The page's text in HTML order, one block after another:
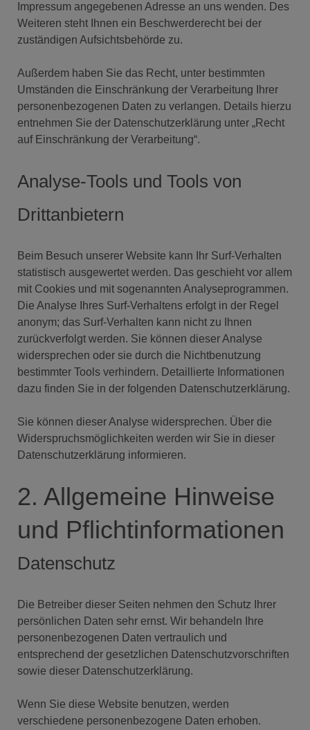
Impressum angegebenen Adresse an uns wenden. Des
Weiteren steht Ihnen ein Beschwerderecht bei der
zuständigen Aufsichtsbehörde zu.
Außerdem haben Sie das Recht, unter bestimmten
Umständen die Einschränkung der Verarbeitung Ihrer
personenbezogenen Daten zu verlangen. Details hierzu
entnehmen Sie der Datenschutzerklärung unter „Recht
auf Einschränkung der Verarbeitung“.
Analyse-Tools und Tools von
Drittanbietern
Beim Besuch unserer Website kann Ihr Surf-Verhalten
statistisch ausgewertet werden. Das geschieht vor allem
mit Cookies und mit sogenannten Analyseprogrammen.
Die Analyse Ihres Surf-Verhaltens erfolgt in der Regel
anonym; das Surf-Verhalten kann nicht zu Ihnen
zurückverfolgt werden. Sie können dieser Analyse
widersprechen oder sie durch die Nichtbenutzung
bestimmter Tools verhindern. Detaillierte Informationen
dazu finden Sie in der folgenden Datenschutzerklärung.
Sie können dieser Analyse widersprechen. Über die
Widerspruchsmöglichkeiten werden wir Sie in dieser
Datenschutzerklärung informieren.
2. Allgemeine Hinweise
und Pflichtinformationen
Datenschutz
Die Betreiber dieser Seiten nehmen den Schutz Ihrer
persönlichen Daten sehr ernst. Wir behandeln Ihre
personenbezogenen Daten vertraulich und
entsprechend der gesetzlichen Datenschutzvorschriften
sowie dieser Datenschutzerklärung.
Wenn Sie diese Website benutzen, werden
verschiedene personenbezogene Daten erhoben.